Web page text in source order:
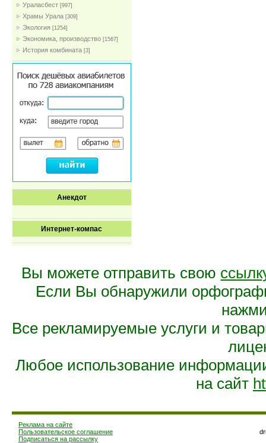
Ураласбест [997]
Храмы Урала [309]
Экология [1254]
Экономика, производство [1567]
История комбината [3]
Анекдот
Интернет-компас
Вы можете отправить свою
Если Вы обнаружили
Все рекламируемые услуги и
Любое использование
на сайт
Реклама на сайте
Пользовательское соглашение
Подписаться на рассылку